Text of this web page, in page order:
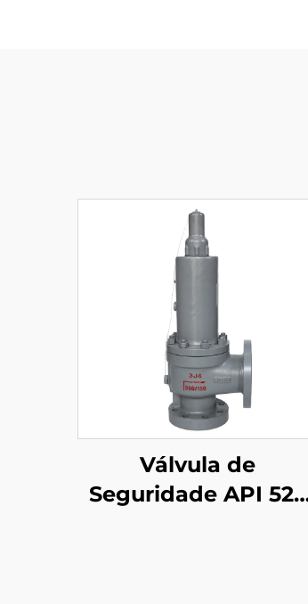
Válvula de
Seguridade API 526